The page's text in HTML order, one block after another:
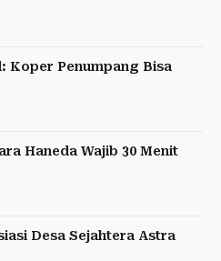
Koper Penumpang Bisa
Haneda Wajib 30 Menit
Desa Sejahtera Astra